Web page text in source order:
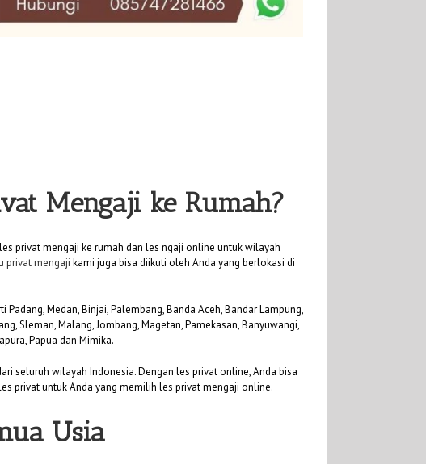
Mengaji ke Rumah?
privat mengaji ke rumah dan les ngaji online untuk wilayah
privat mengaji kami juga bisa diikuti oleh Anda yang berlokasi di
Medan, Binjai, Palembang, Banda Aceh, Bandar Lampung,
Sleman, Malang, Jombang, Magetan, Pamekasan, Banyuwangi,
Papua dan Mimika.
seluruh wilayah Indonesia. Dengan les privat online, Anda bisa
privat untuk Anda yang memilih les privat mengaji online.
Usia